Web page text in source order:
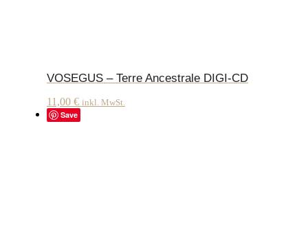
VOSEGUS – Terre Ancestrale DIGI-CD
11,00 € inkl. MwSt.
Save